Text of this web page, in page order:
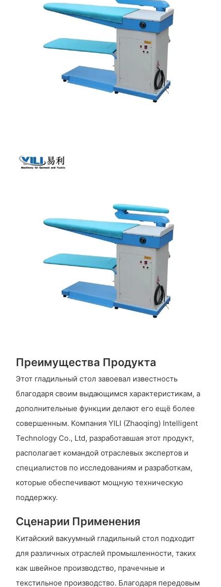
Преимущества Продукта
Этот гладильный стол завоевал известность
благодаря своим выдающимся характеристикам, а
дополнительные функции делают его ещё более
совершенным. Компания YILI (Zhaoqing) Intelligent
Technology Co., Ltd, разработавшая этот продукт,
располагает командой отраслевых экспертов и
специалистов по исследованиям и разработкам,
которые обеспечивают мощную техническую
поддержку.
Сценарии Применения
Китайский вакуумный гладильный стол подходит
для различных отраслей промышленности, таких
как швейное производство, прачечные и
текстильное производство. Благодаря передовым